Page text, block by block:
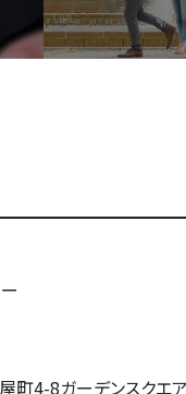
町4-8ガーデンスクエ